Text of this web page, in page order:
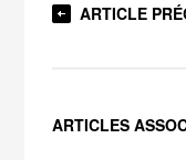
ARTICLE
ARTICLES